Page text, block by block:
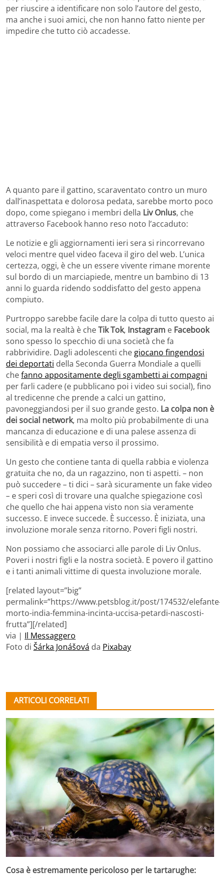
per riuscire a identificare non solo l’autore del gesto,
ma anche i suoi amici, che non hanno fatto niente per
impedire che tutto ciò accadesse.
A quanto pare il gattino, scaraventato contro un muro
dall’inaspettata e dolorosa pedata, sarebbe morto poco
dopo, come spiegano i membri della Liv Onlus, che
attraverso Facebook hanno reso noto l’accaduto:
Le notizie e gli aggiornamenti ieri sera si rincorrevano
veloci mentre quel video faceva il giro del web. L’unica
certezza, oggi, è che un essere vivente rimane morente
sul bordo di un marciapiede, mentre un bambino di 13
anni lo guarda ridendo soddisfatto del gesto appena
compiuto.
Purtroppo sarebbe facile dare la colpa di tutto questo ai
social, ma la realtà è cheTik Tok, Instagram e Facebook
sono spesso lo specchio di una società che fa
rabbrividire. Dagli adolescenti che giocano fingendosi
dei deportati della Seconda Guerra Mondiale a quelli
chefanno appositamente degli sgambetti ai compagni
per farli cadere (e pubblicano poi i video sui social), fino
al tredicenne che prende a calci un gattino,
pavoneggiandosi per il suo grande gesto. La colpa non è
dei social network, ma molto più probabilmente di una
mancanza di educazione e di una palese assenza di
sensibilità e di empatia verso il prossimo.
Un gesto che contiene tanta di quella rabbia e violenza
gratuita che no, da un ragazzino, non ti aspetti. – non
può succedere – ti dici – sarà sicuramente un fake video
– e speri così di trovare una qualche spiegazione così
che quello che hai appena visto non sia veramente
successo. E invece succede. È successo. È iniziata, una
involuzione morale senza ritorno. Poveri figli nostri.
Non possiamo che associarci alle parole di Liv Onlus.
Poveri i nostri figli e la nostra società. E povero il gattino
e i tanti animali vittime di questa involuzione morale.
[related layout=”big”
permalink=”https://www.petsblog.it/post/174532/
morto-india-femmina-incinta-uccisa-petardi-nascosti-
frutta”][/related]
via | Il Messaggero
Foto di Šárka Jonášová da Pixabay
ARTICOLI CORRELATI
Cosa è estremamente pericoloso per le tartarughe: